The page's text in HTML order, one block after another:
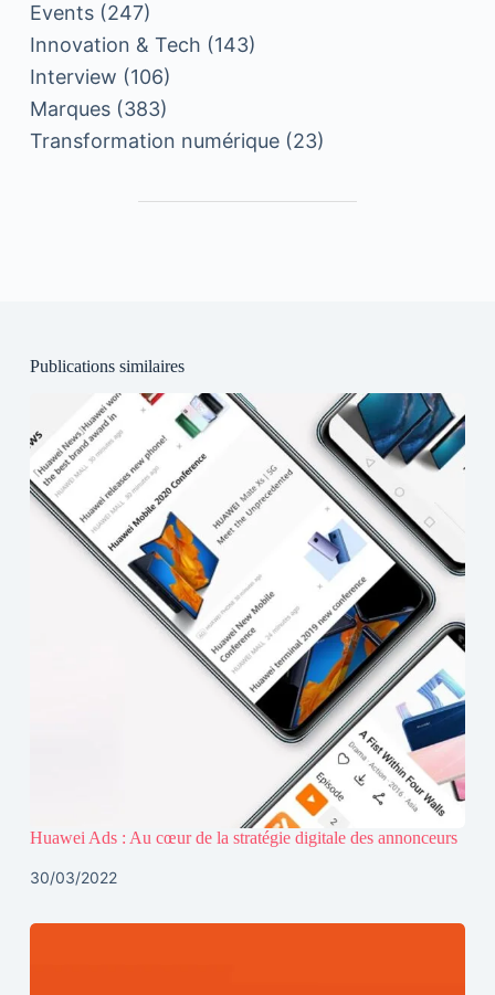
Events(247)
Innovation & Tech (143)
Interview (106)
Marques(383)
Transformation numérique(23)
Publications similaires
Huawei Ads : Au cœur de la stratégie digitale des annonceurs
30/03/2022